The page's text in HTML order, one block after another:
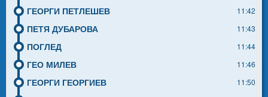
ГЕОРГИ ПЕТЛЕШЕВ 11:42
ПЕТЯ ДУБАРОВА 11:43
ПОГЛЕД 11:44
ГЕО МИЛЕВ 11:46
ГЕОРГИ ГЕОРГИЕВ 11:50